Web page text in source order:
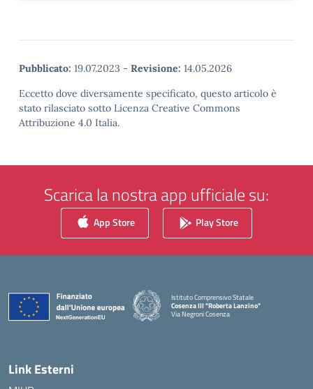
Pubblicato: 19.07.2023 - Revisione: 14.05.2026
Eccetto dove diversamente specificato, questo articolo è
stato rilasciato sotto Licenza Creative Commons
Attribuzione 4.0 Italia.
Scarica la nostra app ufficiale su:
App Store Play Store
Istituto Comprensivo Statale
Cosenza III "Roberta Lanzino"
Via Negroni Cosenza
— Visita la pagina iniziale della scuola
Link Esterni